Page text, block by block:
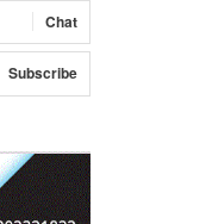
Chat
Subscribe